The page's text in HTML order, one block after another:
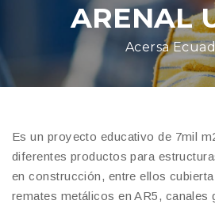
ARENAL
Acersa
Es un proyecto educativo de 7mil
diferentes productos para
en construcción, entre ellos
remates metálicos en AR5, canales